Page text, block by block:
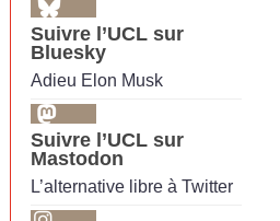
Suivre l’UCL sur
Bluesky
Adieu Elon Musk
Suivre l’UCL sur
Mastodon
L’alternative libre à Twitter